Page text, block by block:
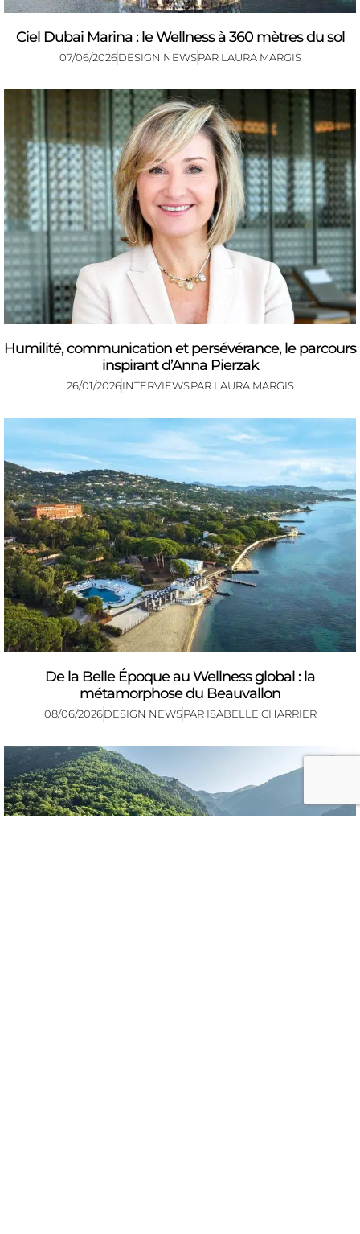
Ciel Dubai Marina : le Wellness à 360 mètres du sol
07/06/2026DESIGN NEWSPAR LAURA MARGIS
Humilité, communication et persévérance, le parcours
inspirant d’Anna Pierzak
26/01/2026INTERVIEWSPAR LAURA MARGIS
De la Belle Époque au Wellness global : la
métamorphose du Beauvallon
08/06/2026DESIGN NEWSPAR ISABELLE CHARRIER